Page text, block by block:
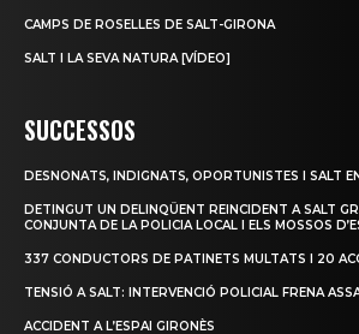
CAMPS DE ROSELLES DE SALT-GIRONA
SALT I LA SEVA NATURA [VÍDEO]
SUCCESSOS
DESNONATS, INDIGNATS, OPORTUNISTES I SALT
DETINGUT UN DELINQÜENT REINCIDENT A SALT
CONJUNTA DE LA POLICIA LOCAL I ELS MOSSOS
337 CONDUCTORS DE PATINETS MULTATS I 20
TENSIÓ A SALT: INTERVENCIÓ POLICIAL FRENA
ACCIDENT A L’ESPAI GIRONÈS